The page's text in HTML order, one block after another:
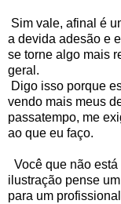
Sim vale, afinal é
a devida adesão e
se torne algo mais
geral.
Digo isso porque
vendo mais meus
passatempo, me
ao que eu faço.
Você que não
ilustração pense
para um